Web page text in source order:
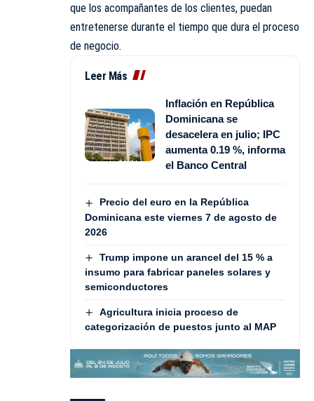
que los acompañantes de los clientes, puedan
entretenerse durante el tiempo que dura el proceso
de negocio.
Leer Más
Inflación en República
Dominicana se
desacelera en julio; IPC
aumenta 0.19 %, informa
el Banco Central
Precio del euro en la República
Dominicana este viernes 7 de agosto de
2026
Trump impone un arancel del 15 % a
insumo para fabricar paneles solares y
semiconductores
Agricultura inicia proceso de
categorización de puestos junto al MAP